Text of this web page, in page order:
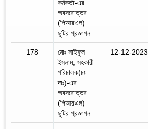
কর্মকর্তা-এর
অবসরোত্তর
(পিআরএল)
ছুটির প্রজ্ঞাপন
178
মোঃ সাইফুল
ইসলাম, সহকারী
পরিচালক(চঃ
দাঃ)-এর
অবসরোত্তর
(পিআরএল)
ছুটির প্রজ্ঞাপন
12-12-2023